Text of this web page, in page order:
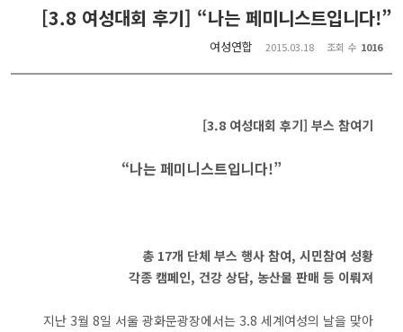
[3.8 여성대회 후기] “나는 페미니스트입니다!”
여성연합 2015.03.18 조회 수 1016
[3.8 여성대회 후기] 부스 참여기
“나는 페미니스트입니다!”
총 17개 단체 부스 행사 참여, 시민참여 성황
각종 캠페인, 건강 상담, 농산물 판매 등 이뤄져
지난 3월 8일 서울 광화문광장에서는 3.8 세계여성의 날을 맞아